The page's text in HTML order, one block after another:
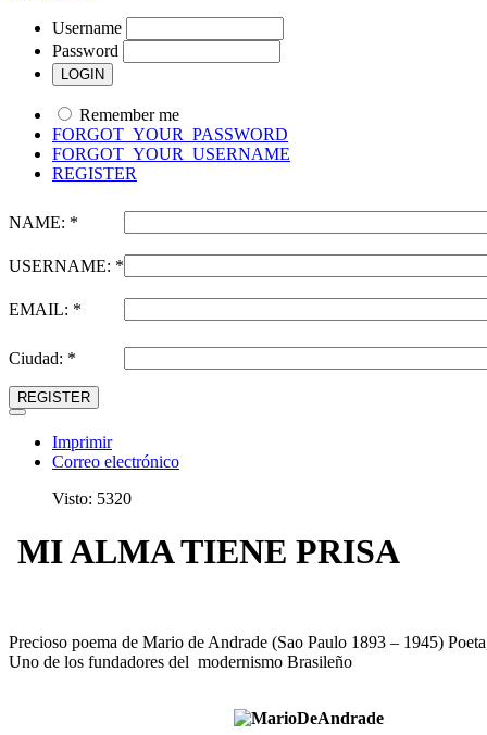
Username
Password
Remember me
FORGOT_YOUR_PASSWORD
FORGOT_YOUR_USERNAME
REGISTER
NAME: *
USERNAME: *
EMAIL: *
Ciudad: *
REGISTER
Imprimir
Correo electrónico
Visto: 5320
MI ALMA TIENE PRISA
Precioso poema de Mario de Andrade (Sao Paulo 1893 – 1945)
Uno de los fundadores del modernismo Brasileño